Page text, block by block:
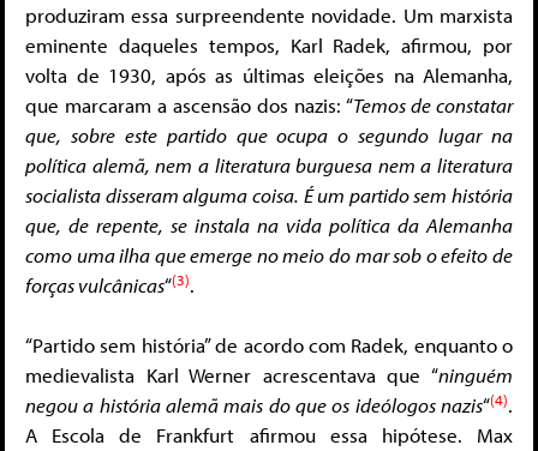
produziram essa surpreendente novidade. Um marxista
eminente daqueles tempos, Karl Radek, afirmou, por
volta de 1930, após as últimas eleições na Alemanha,
que marcaram a ascensão dos nazis: “Temos de constatar
que, sobre este partido que ocupa o segundo lugar na
política alemã, nem a literatura burguesa nem a literatura
socialista disseram alguma coisa. É um partido sem história
que, de repente, se instala na vida política da Alemanha
como uma ilha que emerge no meio do mar sob o efeito de
forças vulcânicas“(3).
“Partido sem história” de acordo com Radek, enquanto o
medievalista Karl Werner acrescentava que “ninguém
negou a história alemã mais do que os ideólogos nazis“(4).
A Escola de Frankfurt afirmou essa hipótese. Max